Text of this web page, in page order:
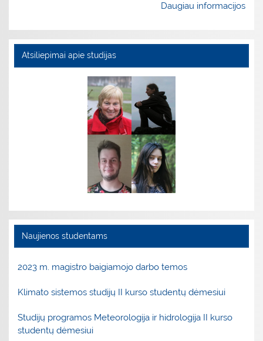
Daugiau informacijos
Atsiliepimai apie studijas
Naujienos studentams
2023 m. magistro baigiamojo darbo temos
Klimato sistemos studijų II kurso studentų dėmesiui
Studijų programos Meteorologija ir hidrologija II kurso
studentų dėmesiui